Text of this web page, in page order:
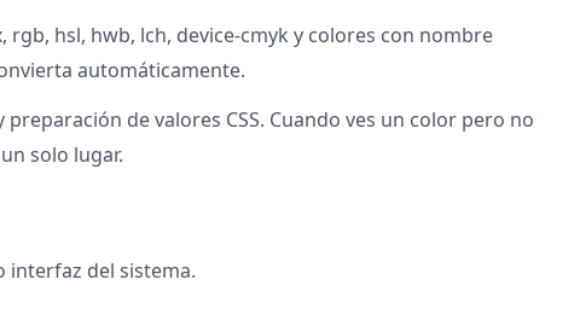
hsl, hwb, lch, device-cmyk y colores con nombre
automáticamente.
de valores CSS. Cuando ves un color pero no
solo lugar.
interfaz del sistema.